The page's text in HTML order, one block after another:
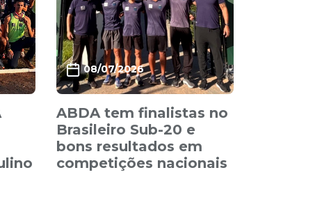
08/07/2026
ABDA tem finalistas no
Brasileiro Sub-20 e
bons resultados em
competições nacionais